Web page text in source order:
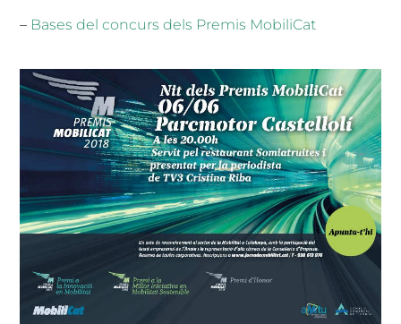
– Bases del concurs dels Premis MobiliCat